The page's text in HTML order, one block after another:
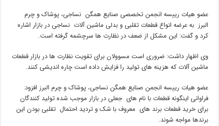
عضو هیات رییسه انجمن تخصصی صنایع همگن نساجی، پوشاک و چرم
البرز به عرضه انواع قطعات تقلبی و بدلی ماشین آلات نساجی در بازار اشاره
کرد و گفت: این مشکل از ضعف در نظارت ها سرچشمه گرفته است.
وی اظهار داشت: ضروری است مسوولان برای تقویت نظارت ها در بازار قطعات
ماشین آلات که هزینه های تولید را فزایش داده است چاره اندیشی کنند.
عضو هیات رییسه انجمن صنایع همگن نساجی، پوشاک و چرم البرز افزود:
فراوانی اینگونه قطعات با نام های جعلی در بازار موجب شده تولید کنندگان‌
برای خرید قطعات برند های معروف با شک و تردید احتمال تقلبی بودن این
برندها مواجه شوند.